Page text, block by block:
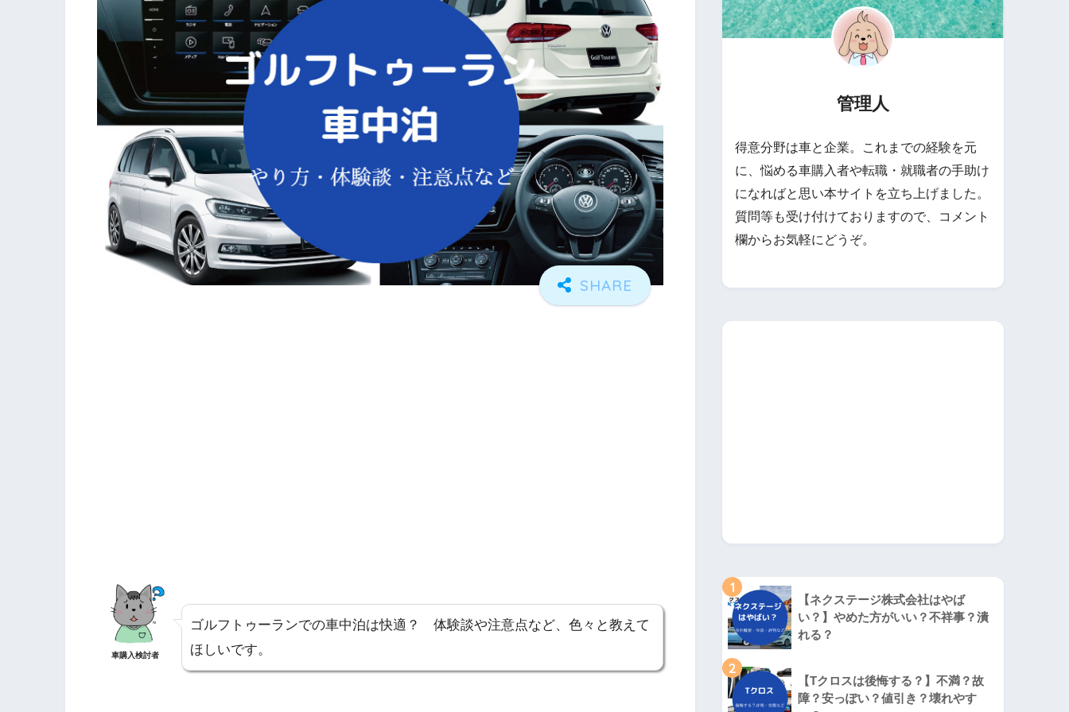
車購入検討者
ゴルフトゥーランでの車中泊は快適？ 体験談や注意点など、色々と教えて
ほしいです。
管理人
得意分野は車と企業。これまでの経験を元
に、悩める車購入者や転職・就職者の手助け
になればと思い本サイトを立ち上げました。
質問等も受け付けておりますので、コメント
欄からお気軽にどうぞ。
1
【ネクステージ株式会社はやば
い？】やめた方がいい？不祥事？潰
れる？
2
【Tクロスは後悔する？】不満？故
障？安っぽい？値引き？壊れやす